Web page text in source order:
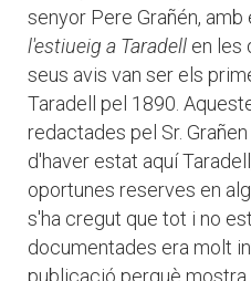
senyor Pere Grañén, amb
l'estiueig a Taradell en les
seus avis van ser els
Taradell pel 1890.
redactades pel Sr.
d'haver estat aquí
oportunes reserves en
s'ha cregut que tot i no
documentades era molt